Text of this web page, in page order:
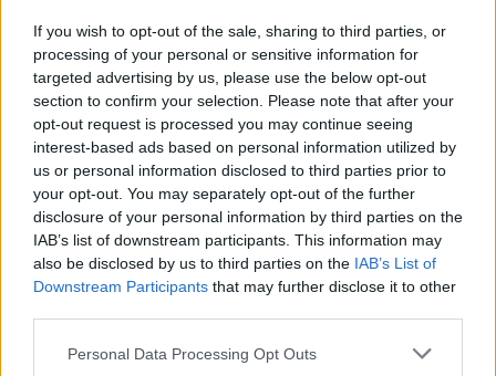
If you wish to opt-out of the sale, sharing to third parties, or
processing of your personal or sensitive information for
targeted advertising by us, please use the below opt-out
section to confirm your selection. Please note that after your
opt-out request is processed you may continue seeing
interest-based ads based on personal information utilized by
us or personal information disclosed to third parties prior to
your opt-out. You may separately opt-out of the further
disclosure of your personal information by third parties on the
IAB’s list of downstream participants. This information may
also be disclosed by us to third parties on the IAB’s List of
Downstream Participants that may further disclose it to other
Please note that this website/app uses one or more Google
Personal Data Processing Opt Outs
tartalma
Rubicon Online rovatok cikkei
Hirdetésmentes olvasó felület
Kedvenc cikkek elmentése, könyvjelzők
Az első hónap csak 200 Ft-ba kerül. Próbálja
ki!
KIPRÓBÁLOM 200 FT-ÉRT